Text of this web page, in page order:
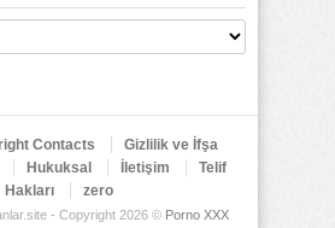
Contacts
Gizlilik ve İfşa
Hukuksal İletişim
Telif
Hakları
zero
- Copyright 2026 © Porno XXX